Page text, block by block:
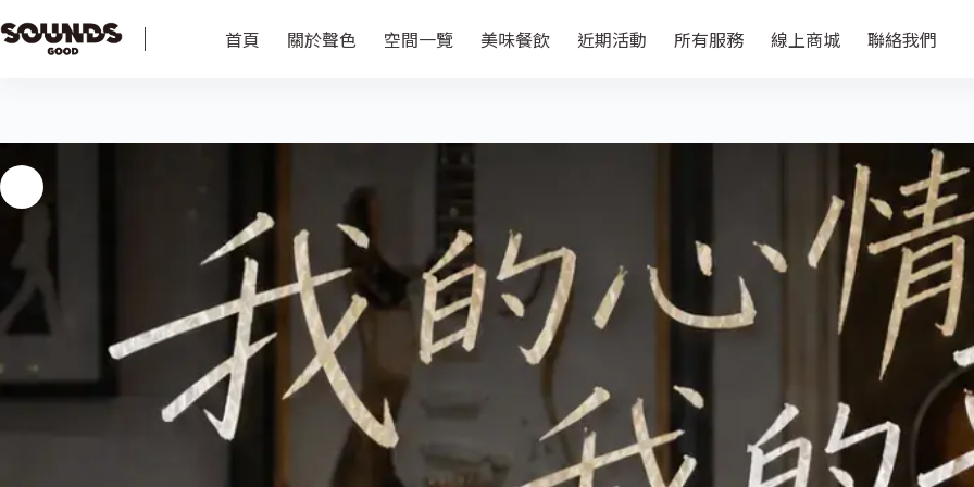
首頁 關於聲色 空間一覽 美味餐飲 近期活動 所有服務 線上商城 聯絡我們